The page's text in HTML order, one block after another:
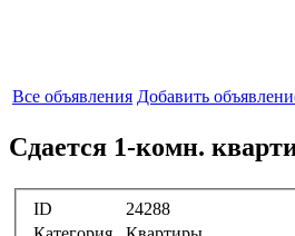
Все объявления Добавить
Сдается 1-комн.
ID
24288